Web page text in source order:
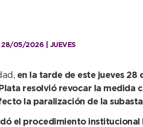
28/05/2026 | JUEVES
en la tarde de este jueves 28
resolvió revocar la medida
la paralización de la
el procedimiento